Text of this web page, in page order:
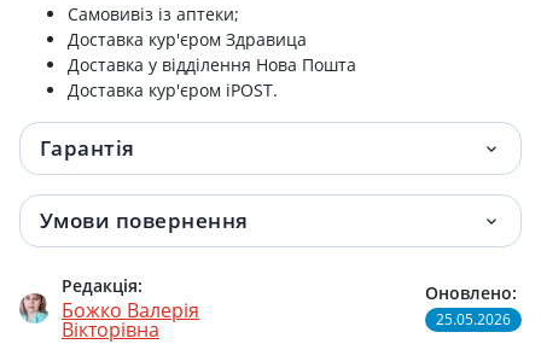
Самовивіз із аптеки;
Доставка кур'єром Здравица
Доставка у відділення Нова Пошта
Доставка кур'єром iPOST.
Гарантія
Умови повернення
Редакція:
Божко Валерія
Вікторівна
Оновлено:
25.05.2026